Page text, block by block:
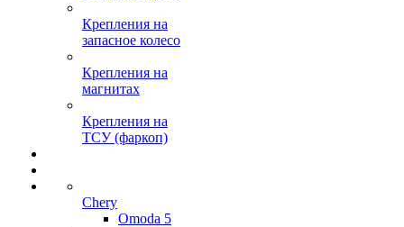
Крепления на
запасное колесо
Крепления на
магнитах
Крепления на
ТСУ (фаркоп)
Chery
Omoda 5